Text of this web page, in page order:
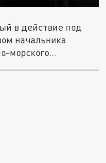
в действие под
начальника
морского...